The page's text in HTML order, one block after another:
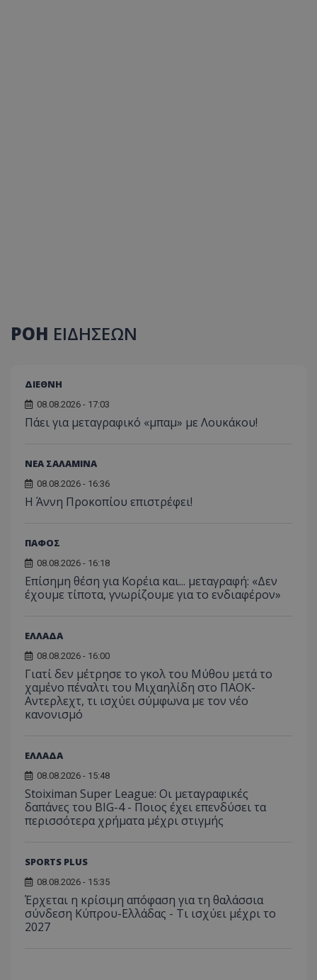
ΡΟΗ ΕΙΔΗΣΕΩΝ
ΔΙΕΘΝΗ
08.08.2026 - 17:03
Πάει για μεταγραφικό «μπαμ» με Λουκάκου!
ΝΕΑ ΣΑΛΑΜΙΝΑ
08.08.2026 - 16:36
Η Άννη Προκοπίου επιστρέφει!
ΠΑΦΟΣ
08.08.2026 - 16:18
Επίσημη θέση για Κορέια και... μεταγραφή: «Δεν
έχουμε τίποτα, γνωρίζουμε για το ενδιαφέρον»
ΕΛΛΑΔΑ
08.08.2026 - 16:00
Γιατί δεν μέτρησε το γκολ του Μύθου μετά το
χαμένο πέναλτι του Μιχαηλίδη στο ΠΑΟΚ-
Αντερλεχτ, τι ισχύει σύμφωνα με τον νέο
κανονισμό
ΕΛΛΑΔΑ
08.08.2026 - 15:48
Stoiximan Super League: Οι μεταγραφικές
δαπάνες του BIG-4 - Ποιος έχει επενδύσει τα
περισσότερα χρήματα μέχρι στιγμής
SPORTS PLUS
08.08.2026 - 15:35
Έρχεται η κρίσιμη απόφαση για τη θαλάσσια
σύνδεση Κύπρου-Ελλάδας - Τι ισχύει μέχρι το
2027